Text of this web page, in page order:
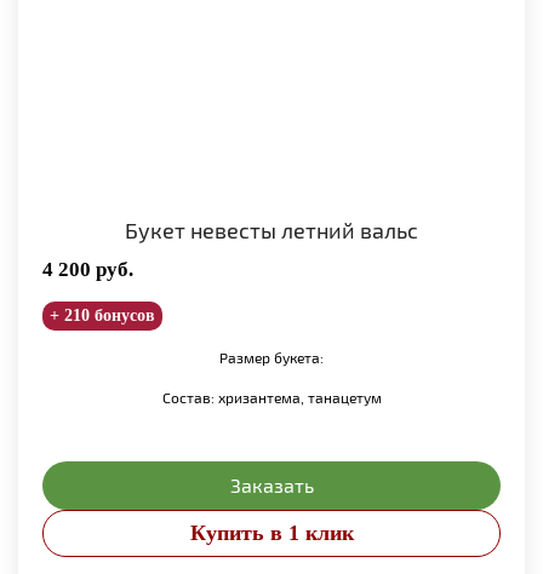
Букет невесты летний вальс
4 200 руб.
+ 210 бонусов
Размер букета:
Состав: хризантема, танацетум
Заказать
Купить в 1 клик